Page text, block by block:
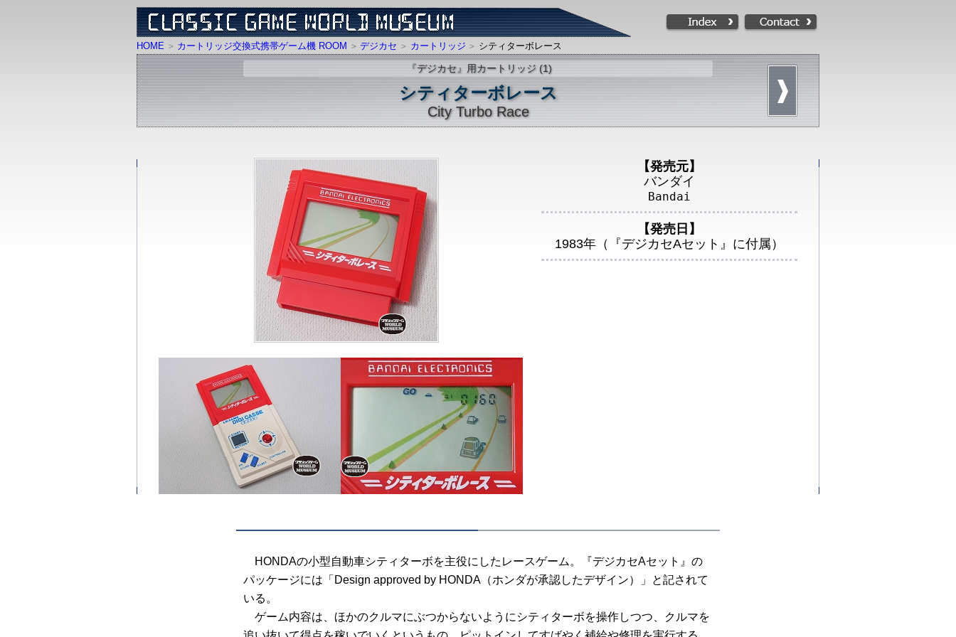
HOME カートリッジ交換式携帯ゲーム機 ROOM デジカセ カートリッジ シティターボレース
『デジカセ』用カートリッジ (1)
シティターボレース
City Turbo Race
【発売元】
バンダイ
Bandai
【発売日】
1983年（『デジカセAセット』に付属）
HONDAの小型自動車シティターボを主役にしたレースゲーム。『デジカセAセット』の
パッケージには「Design approved by HONDA（ホンダが承認したデザイン）」と記されて
いる。
ゲーム内容は、ほかのクルマにぶつからないようにシティターボを操作しつつ、クルマを